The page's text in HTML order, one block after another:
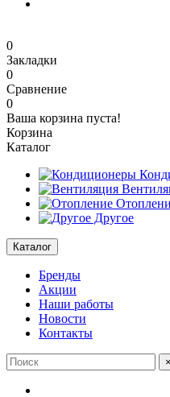
0
Закладки
0
Сравнение
0
Ваша корзина пуста!
Корзина
Каталог
Другое
Каталог
Бренды
Акции
Наши работы
Новости
Контакты
×